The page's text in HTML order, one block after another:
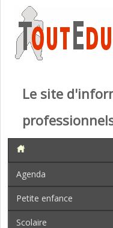
Le site
Agenda
Petite enfance
Scolaire